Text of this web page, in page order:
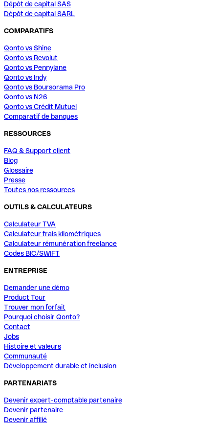
Dépôt de capital SAS
Dépôt de capital SARL
COMPARATIFS
Qonto vs Shine
Qonto vs Revolut
Qonto vs Pennylane
Qonto vs Indy
Qonto vs Boursorama Pro
Qonto vs N26
Qonto vs Crédit Mutuel
Comparatif de banques
RESSOURCES
FAQ & Support client
Blog
Glossaire
Presse
Toutes nos ressources
OUTILS & CALCULATEURS
Calculateur TVA
Calculateur frais kilométriques
Calculateur rémunération freelance
Codes BIC/SWIFT
ENTREPRISE
Demander une démo
Product Tour
Trouver mon forfait
Pourquoi choisir Qonto?
Contact
Jobs
Histoire et valeurs
Communauté
Développement durable et inclusion
PARTENARIATS
Devenir expert-comptable partenaire
Devenir partenaire
Devenir affilié